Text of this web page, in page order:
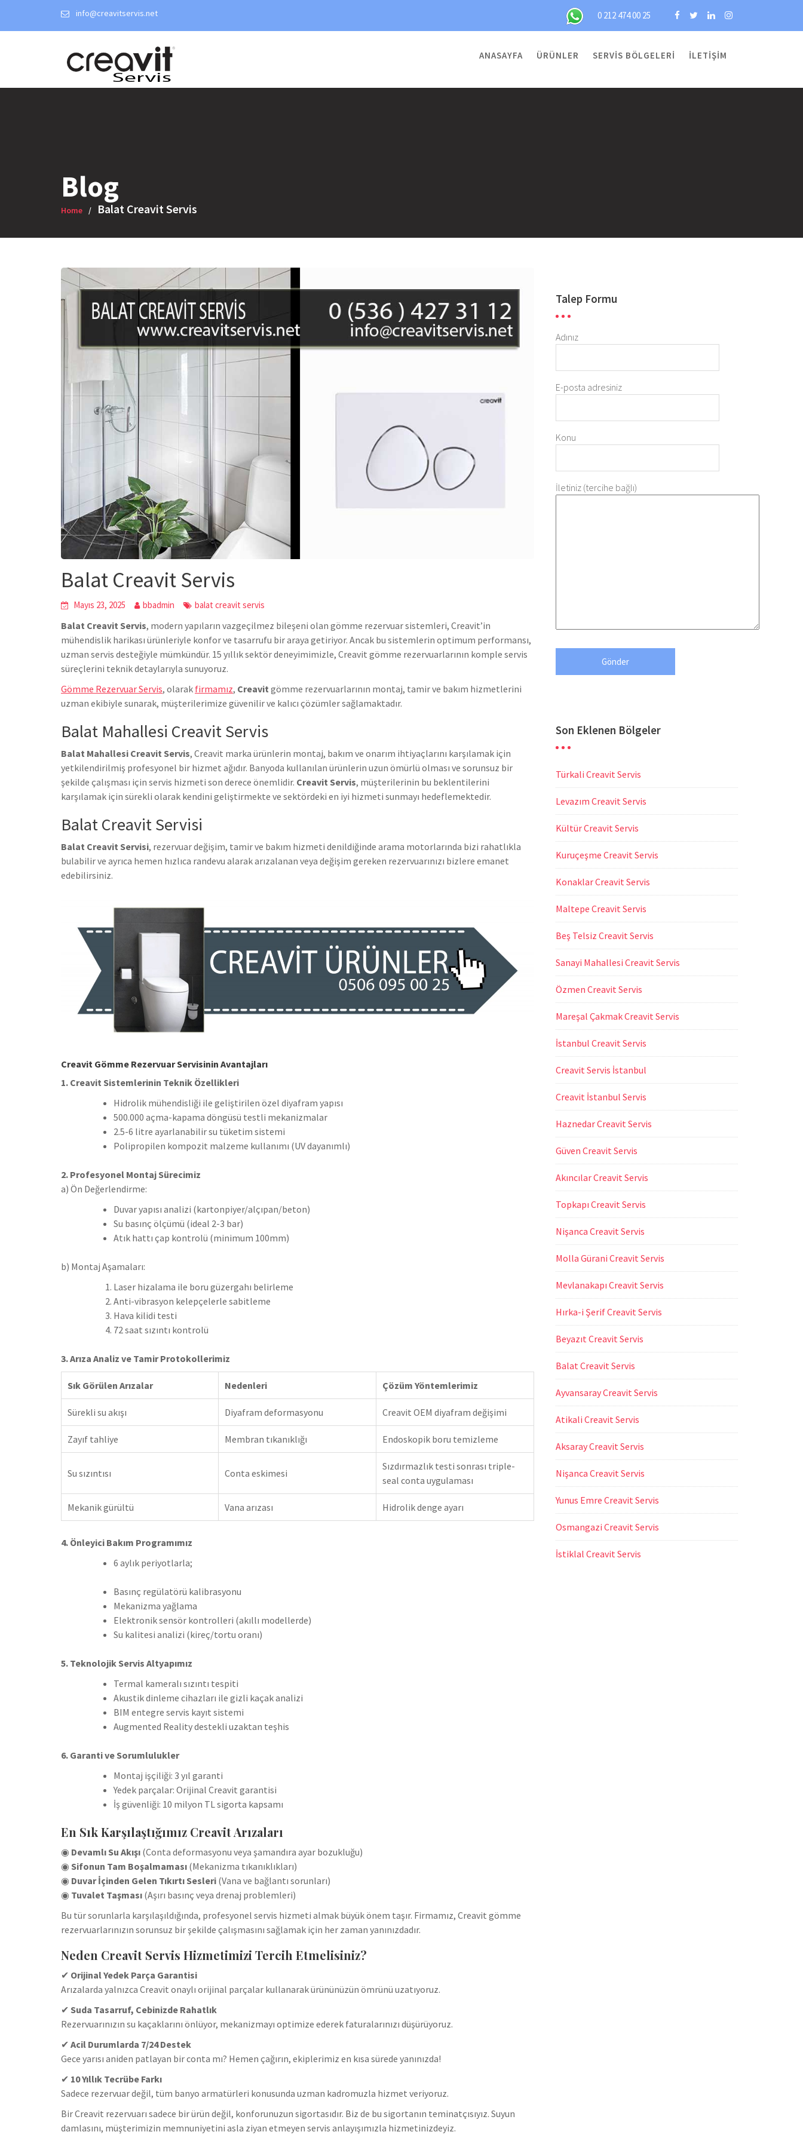
info@creavitservis.net 0 212 474 00 25
ANASAYFA ÜRÜNLER SERVIS BÖLGELERI İLETIŞIM
Blog
Home Balat Creavit Servis
Balat Creavit Servis
Mayıs 23, 2025 bbadmin balat creavit servis
Balat Creavit Servis, modern yapıların vazgeçilmez bileşeni olan gömme rezervuar sistemleri, Creavit’in
mühendislik harikası ürünleriyle konfor ve tasarrufu bir araya getiriyor. Ancak bu sistemlerin optimum performansı,
uzman servis desteğiyle mümkündür. 15 yıllık sektör deneyimimizle, Creavit gömme rezervuarlarının komple servis
süreçlerini teknik detaylarıyla sunuyoruz.
Gömme Rezervuar Servis, olarak firmamız, Creavit gömme rezervuarlarının montaj, tamir ve bakım hizmetlerini
uzman ekibiyle sunarak, müşterilerimize güvenilir ve kalıcı çözümler sağlamaktadır.
Balat Mahallesi Creavit Servis
Balat Mahallesi Creavit Servis, Creavit marka ürünlerin montaj, bakım ve onarım ihtiyaçlarını karşılamak için
yetkilendirilmiş profesyonel bir hizmet ağıdır. Banyoda kullanılan ürünlerin uzun ömürlü olması ve sorunsuz bir
şekilde çalışması için servis hizmeti son derece önemlidir. Creavit Servis, müşterilerinin bu beklentilerini
karşılamak için sürekli olarak kendini geliştirmekte ve sektördeki en iyi hizmeti sunmayı hedeflemektedir.
Balat Creavit Servisi
Balat Creavit Servisi, rezervuar değişim, tamir ve bakım hizmeti denildiğinde arama motorlarında bizi rahatlıkla
bulabilir ve ayrıca hemen hızlıca randevu alarak arızalanan veya değişim gereken rezervuarınızı bizlere emanet
edebilirsiniz.
Creavit Gömme Rezervuar Servisinin Avantajları
1. Creavit Sistemlerinin Teknik Özellikleri
Hidrolik mühendisliği ile geliştirilen özel diyafram yapısı
500.000 açma-kapama döngüsü testli mekanizmalar
2.5-6 litre ayarlanabilir su tüketim sistemi
Polipropilen kompozit malzeme kullanımı (UV dayanımlı)
2. Profesyonel Montaj Sürecimiz
a) Ön Değerlendirme:
Duvar yapısı analizi (kartonpiyer/alçıpan/beton)
Su basınç ölçümü (ideal 2-3 bar)
Atık hattı çap kontrolü (minimum 100mm)
b) Montaj Aşamaları:
Laser hizalama ile boru güzergahı belirleme
Anti-vibrasyon kelepçelerle sabitleme
Hava kilidi testi
72 saat sızıntı kontrolü
3. Arıza Analiz ve Tamir Protokollerimiz
Sık Görülen Arızalar Nedenleri Çözüm Yöntemlerimiz
Sürekli su akışı Diyafram deformasyonu Creavit OEM diyafram değişimi
Zayıf tahliye Membran tıkanıklığı Endoskopik boru temizleme
Su sızıntısı Conta eskimesi
Sızdırmazlık testi sonrası triple-
seal conta uygulaması
Mekanik gürültü Vana arızası Hidrolik denge ayarı
4. Önleyici Bakım Programımız
6 aylık periyotlarla;
Basınç regülatörü kalibrasyonu
Mekanizma yağlama
Elektronik sensör kontrolleri (akıllı modellerde)
Su kalitesi analizi (kireç/tortu oranı)
5. Teknolojik Servis Altyapımız
Termal kameralı sızıntı tespiti
Akustik dinleme cihazları ile gizli kaçak analizi
BIM entegre servis kayıt sistemi
Augmented Reality destekli uzaktan teşhis
6. Garanti ve Sorumlulukler
Montaj işçiliği: 3 yıl garanti
Yedek parçalar: Orijinal Creavit garantisi
İş güvenliği: 10 milyon TL sigorta kapsamı
En Sık Karşılaştığımız Creavit Arızaları
◉ Devamlı Su Akışı (Conta deformasyonu veya şamandıra ayar bozukluğu)
◉ Sifonun Tam Boşalmaması (Mekanizma tıkanıklıkları)
◉ Duvar İçinden Gelen Tıkırtı Sesleri (Vana ve bağlantı sorunları)
◉ Tuvalet Taşması (Aşırı basınç veya drenaj problemleri)
Bu tür sorunlarla karşılaşıldığında, profesyonel servis hizmeti almak büyük önem taşır. Firmamız, Creavit gömme
rezervuarlarınızın sorunsuz bir şekilde çalışmasını sağlamak için her zaman yanınızdadır.
Neden Creavit Servis Hizmetimizi Tercih Etmelisiniz?
✔ Orijinal Yedek Parça Garantisi
Arızalarda yalnızca Creavit onaylı orijinal parçalar kullanarak ürününüzün ömrünü uzatıyoruz.
✔ Suda Tasarruf, Cebinizde Rahatlık
Rezervuarınızın su kaçaklarını önlüyor, mekanizmayı optimize ederek faturalarınızı düşürüyoruz.
✔ Acil Durumlarda 7/24 Destek
Gece yarısı aniden patlayan bir conta mı? Hemen çağırın, ekiplerimiz en kısa sürede yanınızda!
✔ 10 Yıllık Tecrübe Farkı
Sadece rezervuar değil, tüm banyo armatürleri konusunda uzman kadromuzla hizmet veriyoruz.
Bir Creavit rezervuarı sadece bir ürün değil, konforunuzun sigortasıdır. Biz de bu sigortanın teminatçısıyız. Suyun
damlasını, müşterimizin memnuniyetini asla ziyan etmeyen servis anlayışımızla hizmetinizdeyiz.
Talep Formu
Adınız
E-posta adresiniz
Konu
İletiniz (tercihe bağlı)
Son Eklenen Bölgeler
Türkali Creavit Servis
Levazım Creavit Servis
Kültür Creavit Servis
Kuruçeşme Creavit Servis
Konaklar Creavit Servis
Maltepe Creavit Servis
Beş Telsiz Creavit Servis
Sanayi Mahallesi Creavit Servis
Özmen Creavit Servis
Mareşal Çakmak Creavit Servis
İstanbul Creavit Servis
Creavit Servis İstanbul
Creavit İstanbul Servis
Haznedar Creavit Servis
Güven Creavit Servis
Akıncılar Creavit Servis
Topkapı Creavit Servis
Nişanca Creavit Servis
Molla Gürani Creavit Servis
Mevlanakapı Creavit Servis
Hırka-i Şerif Creavit Servis
Beyazıt Creavit Servis
Balat Creavit Servis
Ayvansaray Creavit Servis
Atikali Creavit Servis
Aksaray Creavit Servis
Nişanca Creavit Servis
Yunus Emre Creavit Servis
Osmangazi Creavit Servis
İstiklal Creavit Servis